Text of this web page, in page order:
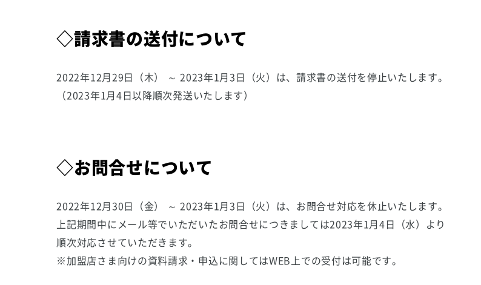
◇請求書の送付について
2022年12月29日（木） ～ 2023年1月3日（火）は、請求書の送付を停止いたします。
（2023年1月4日以降順次発送いたします）
◇お問合せについて
2022年12月30日（金） ～ 2023年1月3日（火）は、お問合せ対応を休止いたします。
上記期間中にメール等でいただいたお問合せにつきましては2023年1月4日（水）より
順次対応させていただきます。
※加盟店さま向けの資料請求・申込に関してはWEB上での受付は可能です。